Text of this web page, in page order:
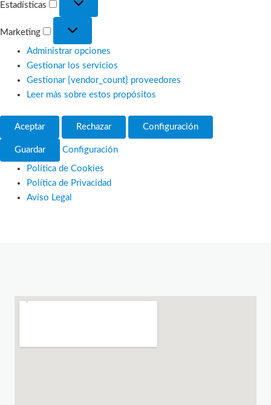
Estadísticas
Marketing
Administrar opciones
Gestionar los servicios
Gestionar {vendor_count} proveedores
Leer más sobre estos propósitos
Aceptar Rechazar Configuración
Guardar Configuración
Política de Cookies
Política de Privacidad
Aviso Legal